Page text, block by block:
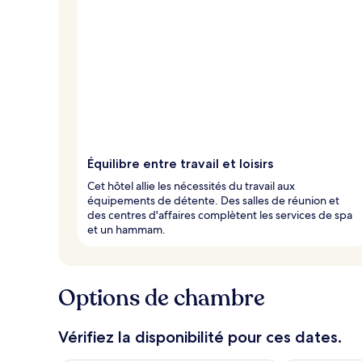
Équilibre entre travail et loisirs
Cet hôtel allie les nécessités du travail aux
équipements de détente. Des salles de réunion et
des centres d'affaires complètent les services de spa
et un hammam.
Options de chambre
Vérifiez la disponibilité pour ces dates.